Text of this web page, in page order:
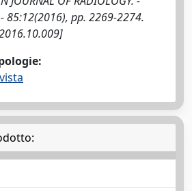
85:12(2016), pp. 2269-2274.